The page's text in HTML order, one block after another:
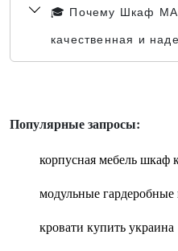
🎓 Почему Шкаф
качественная и
Популярные запросы:
корпусная мебель шкаф
модульные гардеробные
кровати купить украина